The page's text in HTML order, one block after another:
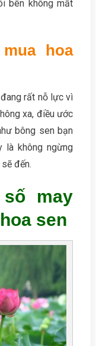
bên không mất
hoa
rất nỗ lực vì
xa, điều ước
bông sen bạn
là không ngừng
đến.
may
sen